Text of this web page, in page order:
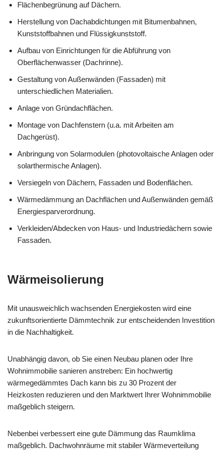
Flächenbegrünung auf Dächern.
Herstellung von Dachabdichtungen mit Bitumenbahnen,
Kunststoffbahnen und Flüssigkunststoff.
Aufbau von Einrichtungen für die Abführung von
Oberflächenwasser (Dachrinne).
Gestaltung von Außenwänden (Fassaden) mit
unterschiedlichen Materialien.
Anlage von Gründachflächen.
Montage von Dachfenstern (u.a. mit Arbeiten am
Dachgerüst).
Anbringung von Solarmodulen (photovoltaische Anlagen oder
solarthermische Anlagen).
Versiegeln von Dächern, Fassaden und Bodenflächen.
Wärmedämmung an Dachflächen und Außenwänden gemäß
Energiesparverordnung.
Verkleiden/Abdecken von Haus- und Industriedächern sowie
Fassaden.
Wärmeisolierung
Mit unausweichlich wachsenden Energiekosten wird eine
zukunftsorientierte Dämmtechnik zur entscheidenden Investition
in die Nachhaltigkeit.
Unabhängig davon, ob Sie einen Neubau planen oder Ihre
Wohnimmobilie sanieren anstreben: Ein hochwertig
wärmegedämmtes Dach kann bis zu 30 Prozent der
Heizkosten reduzieren und den Marktwert Ihrer Wohnimmobilie
maßgeblich steigern.
Nebenbei verbessert eine gute Dämmung das Raumklima
maßgeblich. Dachwohnräume mit stabiler Wärmeverteilung